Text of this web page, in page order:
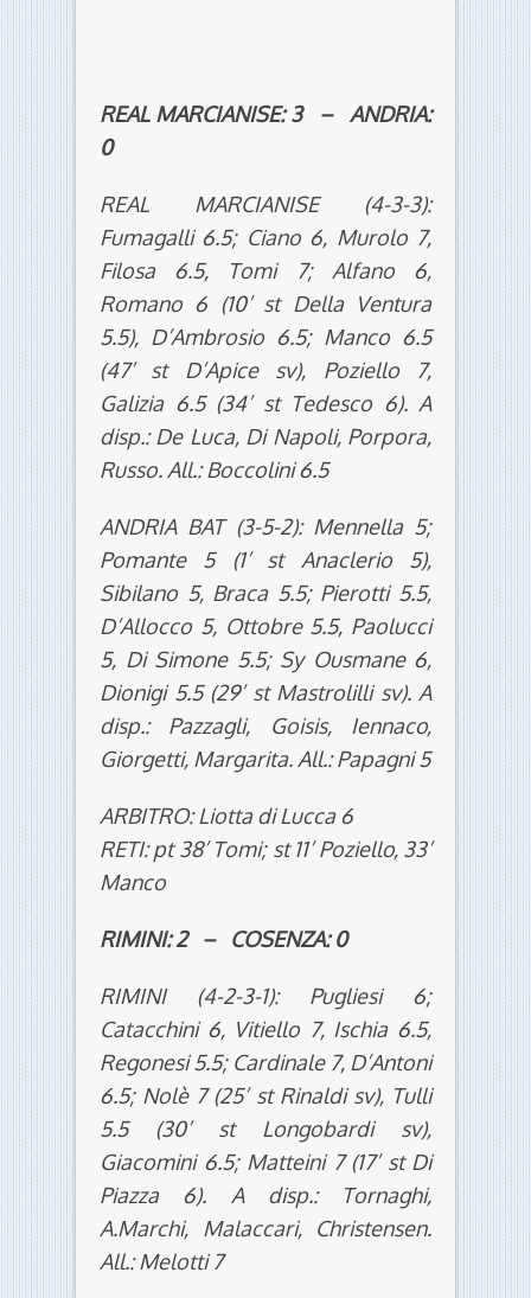
REAL MARCIANISE: 3 – ANDRIA:
0
REAL MARCIANISE (4-3-3):
Fumagalli 6.5; Ciano 6, Murolo 7,
Filosa 6.5, Tomi 7; Alfano 6,
Romano 6 (10’ st Della Ventura
5.5), D’Ambrosio 6.5; Manco 6.5
(47’ st D’Apice sv), Poziello 7,
Galizia 6.5 (34’ st Tedesco 6). A
disp.: De Luca, Di Napoli, Porpora,
Russo. All.: Boccolini 6.5
ANDRIA BAT (3-5-2): Mennella 5;
Pomante 5 (1’ st Anaclerio 5),
Sibilano 5, Braca 5.5; Pierotti 5.5,
D’Allocco 5, Ottobre 5.5, Paolucci
5, Di Simone 5.5; Sy Ousmane 6,
Dionigi 5.5 (29’ st Mastrolilli sv). A
disp.: Pazzagli, Goisis, Iennaco,
Giorgetti, Margarita. All.: Papagni 5
ARBITRO: Liotta di Lucca 6
RETI: pt 38’ Tomi; st 11’ Poziello, 33’
Manco
RIMINI: 2 – COSENZA: 0
RIMINI (4-2-3-1): Pugliesi 6;
Catacchini 6, Vitiello 7, Ischia 6.5,
Regonesi 5.5; Cardinale 7, D’Antoni
6.5; Nolè 7 (25’ st Rinaldi sv), Tulli
5.5 (30’ st Longobardi sv),
Giacomini 6.5; Matteini 7 (17’ st Di
Piazza 6). A disp.: Tornaghi,
A.Marchi, Malaccari, Christensen.
All.: Melotti 7